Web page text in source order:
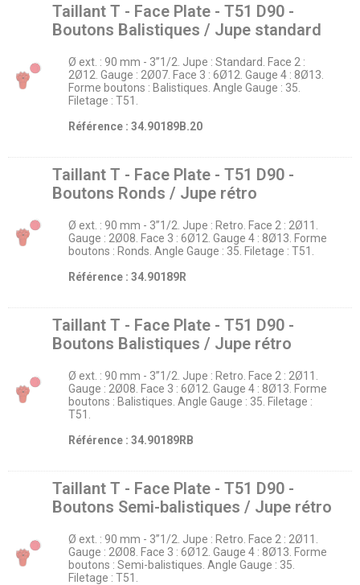
Taillant T - Face Plate - T51 D90 -
Boutons Balistiques / Jupe standard
Ø ext. : 90 mm - 3’’1/2. Jupe : Standard. Face 2 :
2Ø12. Gauge : 2Ø07. Face 3 : 6Ø12. Gauge 4 : 8Ø13.
Forme boutons : Balistiques. Angle Gauge : 35.
Filetage : T51.
Référence : 34.90189B.20
Taillant T - Face Plate - T51 D90 -
Boutons Ronds / Jupe rétro
Ø ext. : 90 mm - 3’’1/2. Jupe : Retro. Face 2 : 2Ø11.
Gauge : 2Ø08. Face 3 : 6Ø12. Gauge 4 : 8Ø13. Forme
boutons : Ronds. Angle Gauge : 35. Filetage : T51.
Référence : 34.90189R
Taillant T - Face Plate - T51 D90 -
Boutons Balistiques / Jupe rétro
Ø ext. : 90 mm - 3’’1/2. Jupe : Retro. Face 2 : 2Ø11.
Gauge : 2Ø08. Face 3 : 6Ø12. Gauge 4 : 8Ø13. Forme
boutons : Balistiques. Angle Gauge : 35. Filetage :
T51.
Référence : 34.90189RB
Taillant T - Face Plate - T51 D90 -
Boutons Semi-balistiques / Jupe rétro
Ø ext. : 90 mm - 3’’1/2. Jupe : Retro. Face 2 : 2Ø11.
Gauge : 2Ø08. Face 3 : 6Ø12. Gauge 4 : 8Ø13. Forme
boutons : Semi-balistiques. Angle Gauge : 35.
Filetage : T51.